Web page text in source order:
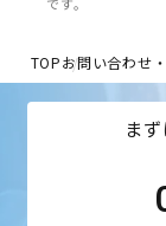
TOPお問い合わせ
ま